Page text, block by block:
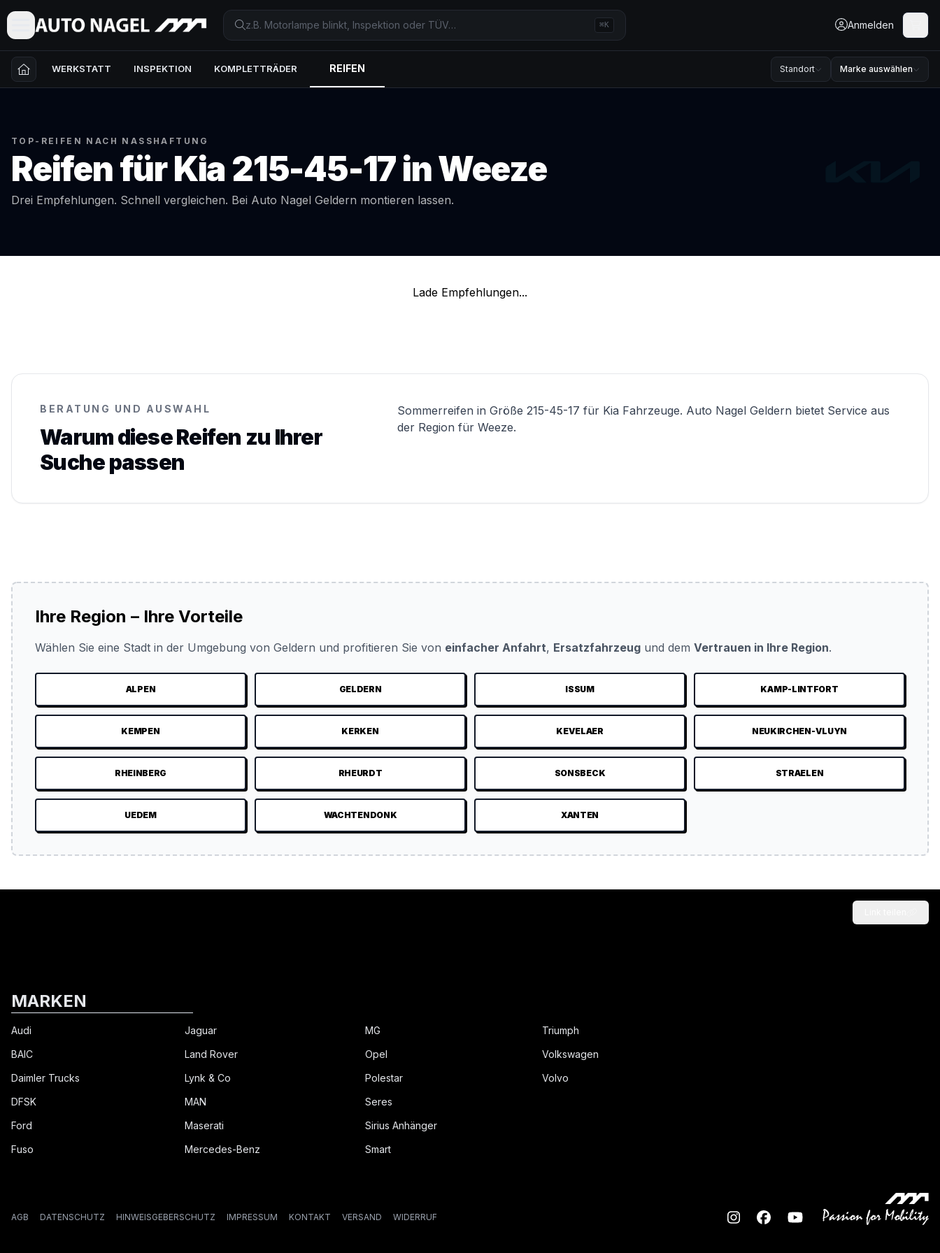
⌘K Anmelden
WERKSTATT INSPEKTION KOMPLETTRÄDER REIFEN Standort Marke auswählen
TOP-REIFEN NACH NASSHAFTUNG
Reifen fürKia 215-45-17inWeeze
Drei Empfehlungen. Schnell vergleichen. Bei Auto Nagel Geldern montieren lassen.
Lade Empfehlungen...
BERATUNG UND AUSWAHL
Warum diese Reifen zu Ihrer
Suche passen
Sommerreifen in Größe 215-45-17 für Kia Fahrzeuge. Auto Nagel Geldern bietet Service aus
der Region für Weeze.
Ihre Region – Ihre Vorteile
Wählen Sie eine Stadt in der Umgebung von Geldern und profitieren Sie von einfacher Anfahrt, Ersatzfahrzeug und dem Vertrauen in Ihre Region.
ALPEN GELDERN ISSUM KAMP-LINTFORT
KEMPEN KERKEN KEVELAER NEUKIRCHEN-VLUYN
RHEINBERG RHEURDT SONSBECK STRAELEN
UEDEM WACHTENDONK XANTEN
MARKEN
Audi
BAIC
Daimler Trucks
DFSK
Ford
Fuso
Jaguar
Land Rover
Lynk & Co
MAN
Maserati
Mercedes-Benz
MG
Opel
Polestar
Seres
Sirius Anhänger
Smart
Triumph
Volkswagen
Volvo
AGB DATENSCHUTZ HINWEISGEBERSCHUTZ IMPRESSUM KONTAKT VERSAND WIDERRUF